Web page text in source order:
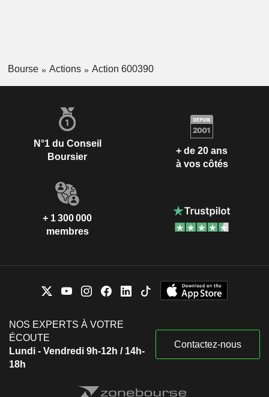
Bourse Actions Action 600390
N°1 du Conseil
Boursier
+ de 20 ans
à vos côtés
+ 1 300 000
membres
NOS EXPERTS À VOTRE
ÉCOUTE
Lundi - Vendredi 9h-12h / 14h-
18h
Contactez-nous